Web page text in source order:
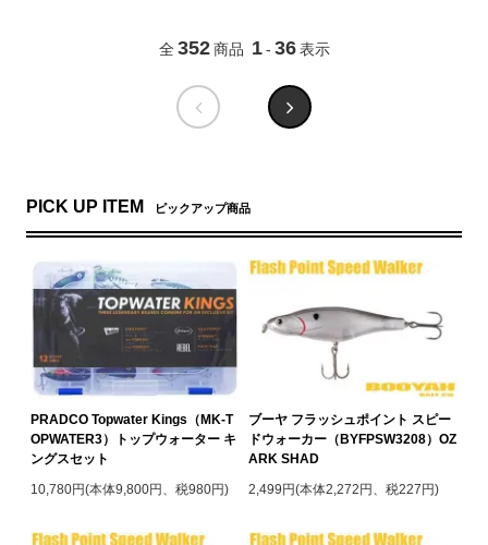
全 352 商品 1 - 36 表示
PICK UP ITEM ピックアップ商品
PRADCO Topwater Kings（MK-T
OPWATER3）トップウォーター キ
ングスセット
10,780円(本体9,800円、税980円)
ブーヤ フラッシュポイント スピー
ドウォーカー（BYFPSW3208）OZ
ARK SHAD
2,499円(本体2,272円、税227円)